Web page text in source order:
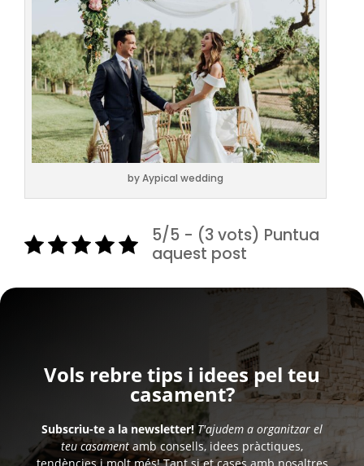
by Aypical wedding
5/5 - (3 vots) Puntua
aquest post
Vols rebre tips i idees pel teu
casament?
Subscriu-te a la newsletter! T'ajudem a organitzar el
teu casamentamb consells, idees pràctiques,